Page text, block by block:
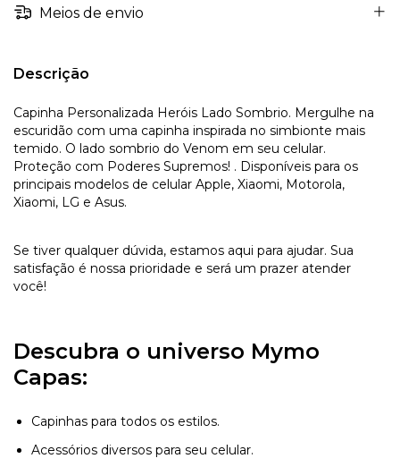
Meios de envio
Descrição
Capinha Personalizada Heróis Lado Sombrio. Mergulhe na
escuridão com uma capinha inspirada no simbionte mais
temido. O lado sombrio do Venom em seu celular.
Proteção com Poderes Supremos! . Disponíveis para os
principais modelos de celular Apple, Xiaomi, Motorola,
Xiaomi, LG e Asus.
Se tiver qualquer dúvida, estamos aqui para ajudar. Sua
satisfação é nossa prioridade e será um prazer atender
você!
Descubra o universo Mymo
Capas:
Capinhas para todos os estilos.
Acessórios diversos para seu celular.